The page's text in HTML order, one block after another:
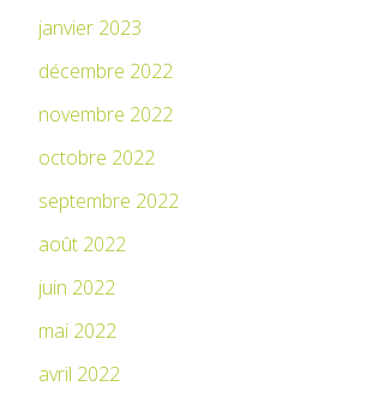
janvier 2023
décembre 2022
novembre 2022
octobre 2022
septembre 2022
août 2022
juin 2022
mai 2022
avril 2022